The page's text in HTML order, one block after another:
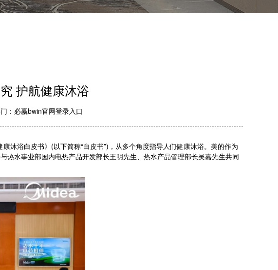
护航健康沐浴
： 必赢bwin官网登录入口
浴白皮书》(以下简称“白皮书”)，从多个角度指导人们健康沐浴。美的作为
水事业部国内电热产品开发部长王明先生、热水产品管理部长吴嘉先生共同